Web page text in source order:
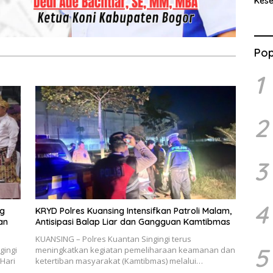
KRYD Polres Kuansing Intensifkan Patroli Malam,
Antisipasi Balap Liar dan Gangguan Kamtibmas
KUANSING – Polres Kuantan Singingi terus
meningkatkan kegiatan pemeliharaan keamanan dan
ketertiban masyarakat (Kamtibmas) melalui…
1
2
3
4
5